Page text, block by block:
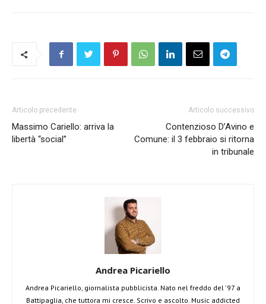
Articolo precedente
Massimo Cariello: arriva la
libertà “social”
Articolo successivo
Contenzioso D’Avino e
Comune: il 3 febbraio si ritorna
in tribunale
Andrea Picariello
Andrea Picariello, giornalista pubblicista. Nato nel freddo del '97 a
Battipaglia, che tuttora mi cresce. Scrivo e ascolto. Music addicted